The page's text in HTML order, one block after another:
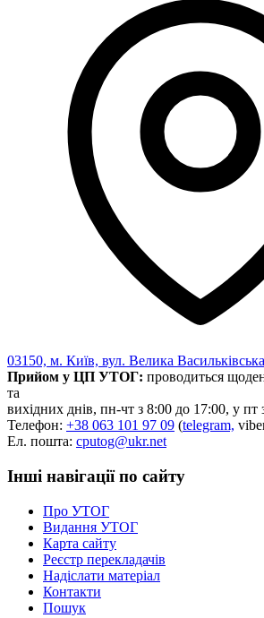
03150, м. Київ, вул. Велика
Прийом у ЦП УТОГ: проводиться
та
вихідних днів, пн-чт з 8:00 до 17:00, у пт
Телефон: +38 063 101 97 09 (telegram,
Ел. пошта: cputog@ukr.net
Інші навігації по сайту
Про УТОГ
Видання УТОГ
Карта сайту
Реєстр перекладачів
Надіслати матеріал
Контакти
Пошук